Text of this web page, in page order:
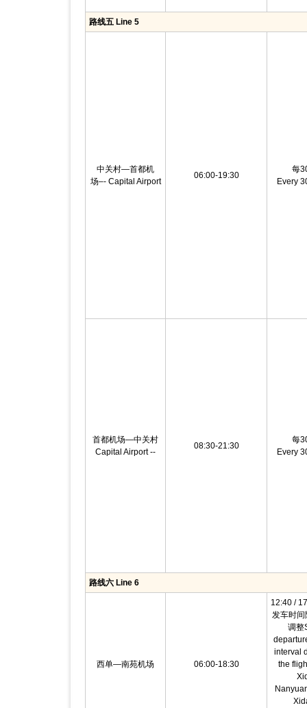
路线五 Line 5
中关村—首都机
场–- Capital Airport
06:00-19:30
每
Every
首都机场—中关村
Capital Airport --
08:30-21:30
每
Every
路线六 Line 6
西单—南苑机场 06:00-18:30
12:40 /
发车时间
调整
interval
the